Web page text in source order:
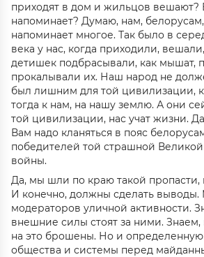
приходят в дом и жильцов вешают?
напоминает? Думаю, нам,
напоминает многое. Так было в
века у нас, когда приходили,
детишек подбрасывали, как мышат,
прокалывали их. Наш народ не
был лишним для той цивилизации,
тогда к нам, на нашу землю. А они
той цивилизации, нас учат жизни.
Вам надо кланяться в пояс
победителей той страшной
войны.
Да, мы шли по краю такой пропасти,
И конечно, должны сделать выводы.
модераторов уличной активности.
внешние силы стоят за ними. Знаем,
на это брошены. Но и определенную
общества и системы перед